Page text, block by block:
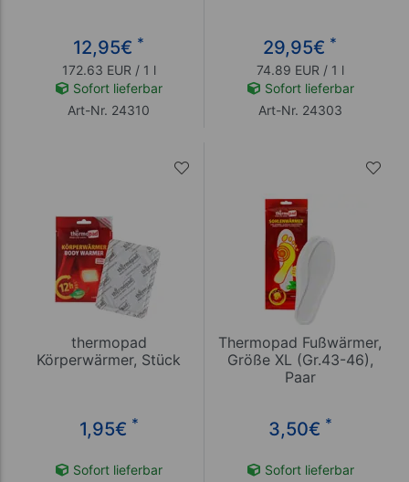
12,95€ *
172.63 EUR / 1 l
Sofort lieferbar
Art-Nr. 24310
29,95€ *
74.89 EUR / 1 l
Sofort lieferbar
Art-Nr. 24303
thermopad
Körperwärmer, Stück
1,95€ *
Sofort lieferbar
Thermopad Fußwärmer,
Größe XL (Gr.43-46),
Paar
3,50€ *
Sofort lieferbar